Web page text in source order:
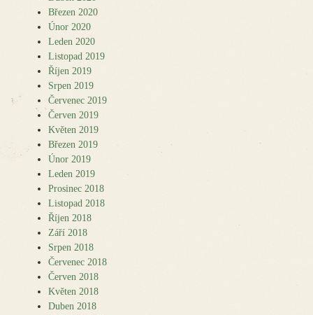
Březen 2020
Únor 2020
Leden 2020
Listopad 2019
Říjen 2019
Srpen 2019
Červenec 2019
Červen 2019
Květen 2019
Březen 2019
Únor 2019
Leden 2019
Prosinec 2018
Listopad 2018
Říjen 2018
Září 2018
Srpen 2018
Červenec 2018
Červen 2018
Květen 2018
Duben 2018